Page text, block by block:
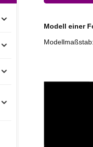
Modell einer